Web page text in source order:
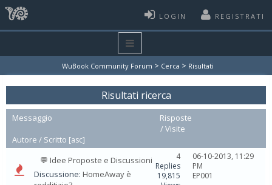
LOGIN REGISTRATI
WuBook Community Forum > Cerca > Risultati
Risultati ricerca
Messaggio
Risposte
/Visite
Autore / Scritto [asc]
💬 Idee Proposte e Discussioni
Discussione: HomeAway è
4
Replies
19,815
06-10-2013, 11:29
PM
EP001